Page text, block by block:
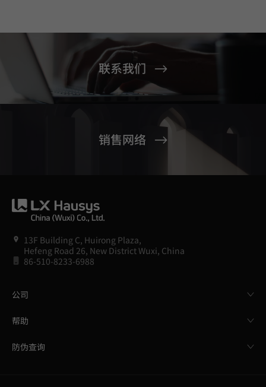
联系我们
销售网络
13F Building C, Huirong Plaza,
Hefeng Road 26, New District Wuxi, China
86-510-8233-6988
公司
帮助
防伪查询